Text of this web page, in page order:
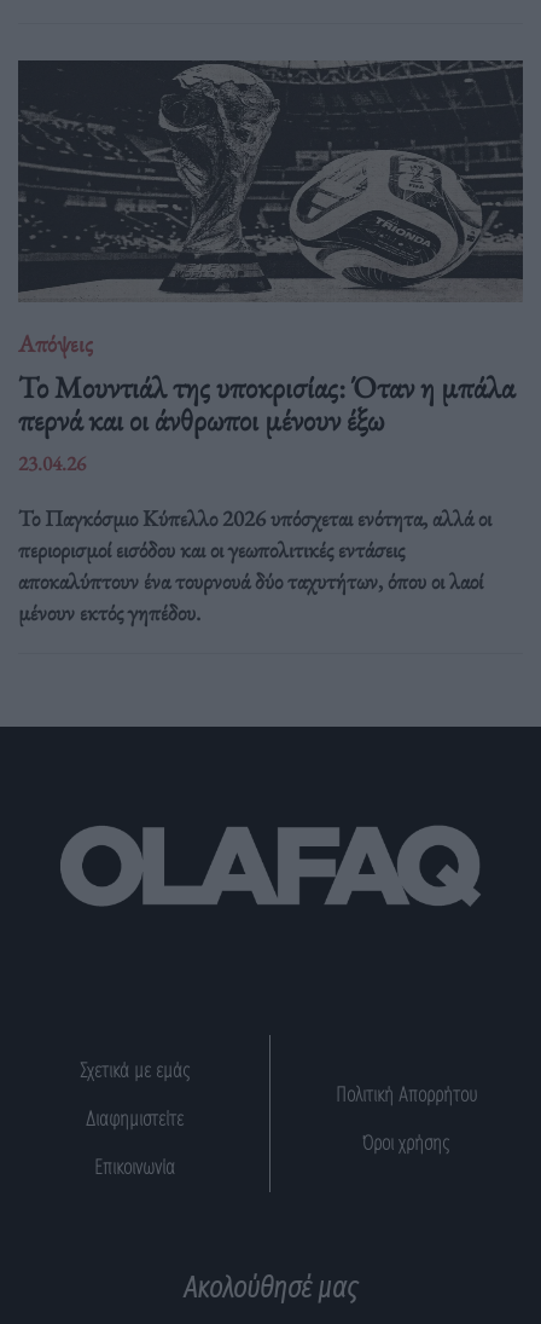
Απόψεις
Το Μουντιάλ της υποκρισίας: Όταν η μπάλα
περνά και οι άνθρωποι μένουν έξω
23.04.26
Το Παγκόσμιο Κύπελλο 2026 υπόσχεται ενότητα, αλλά οι
περιορισμοί εισόδου και οι γεωπολιτικές εντάσεις
αποκαλύπτουν ένα τουρνουά δύο ταχυτήτων, όπου οι λαοί
μένουν εκτός γηπέδου.
Σχετικά με εμάς
Διαφημιστείτε
Επικοινωνία
Πολιτική Απορρήτου
Όροι χρήσης
Ακολούθησέ μας